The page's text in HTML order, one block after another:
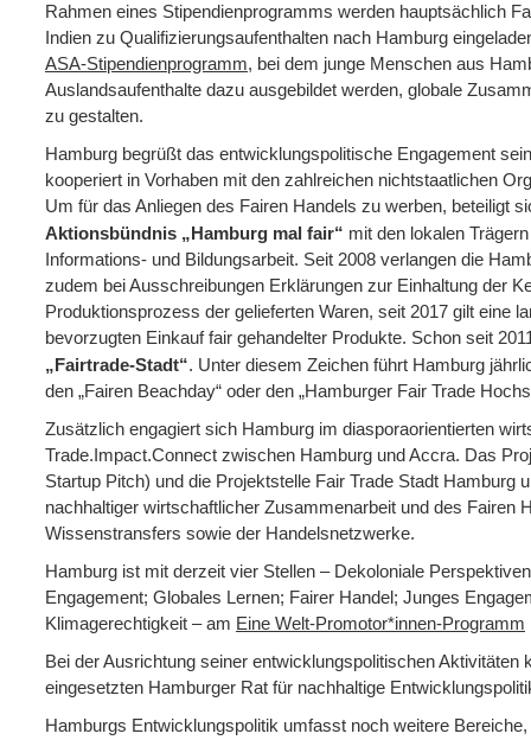
Rahmen eines Stipendienprogramms werden hauptsächlich
Indien zu Qualifizierungsaufenthalten nach Hamburg
ASA-Stipendienprogramm, bei dem junge Menschen aus
Auslandsaufenthalte dazu ausgebildet werden, globale
zu gestalten.
Hamburg begrüßt das entwicklungspolitische Engagement
kooperiert in Vorhaben mit den zahlreichen nichtstaatlichen
Um für das Anliegen des Fairen Handels zu werben, beteiligt
Aktionsbündnis „Hamburg mal fair“ mit den lokalen
Informations- und Bildungsarbeit. Seit 2008 verlangen die
zudem bei Ausschreibungen Erklärungen zur Einhaltung der
Produktionsprozess der gelieferten Waren, seit 2017 gilt eine
bevorzugten Einkauf fair gehandelter Produkte. Schon seit
„Fairtrade-Stadt“. Unter diesem Zeichen führt Hamburg
den „Fairen Beachday“ oder den „Hamburger Fair Trade
Zusätzlich engagiert sich Hamburg im diasporaorientierten
Trade.Impact.Connect zwischen Hamburg und Accra. Das
Startup Pitch) und die Projektstelle Fair Trade Stadt Hamburg
nachhaltiger wirtschaftlicher Zusammenarbeit und des Fairen
Wissenstransfers sowie der Handelsnetzwerke.
Hamburg ist mit derzeit vier Stellen – Dekoloniale
Engagement; Globales Lernen; Fairer Handel; Junges
Klimagerechtigkeit – am Eine Welt-Promotor*innen-Programm
Bei der Ausrichtung seiner entwicklungspolitischen Aktivitäten
eingesetzten Hamburger Rat für nachhaltige
Hamburgs Entwicklungspolitik umfasst noch weitere